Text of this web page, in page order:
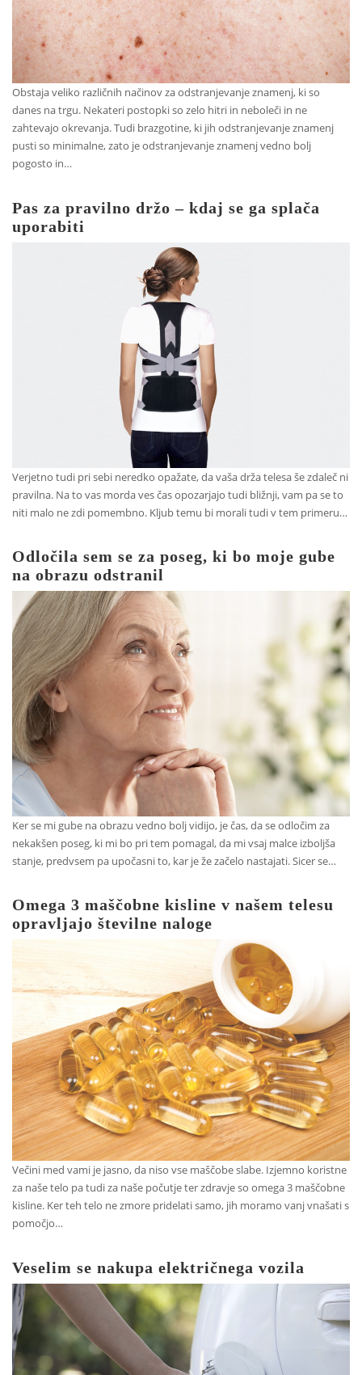
Obstaja veliko različnih načinov za odstranjevanje znamenj, ki so
danes na trgu. Nekateri postopki so zelo hitri in neboleči in ne
zahtevajo okrevanja. Tudi brazgotine, ki jih odstranjevanje znamenj
pusti so minimalne, zato je odstranjevanje znamenj vedno bolj
pogosto in…
Pas za pravilno držo – kdaj se ga splača
uporabiti
Verjetno tudi pri sebi neredko opažate, da vaša drža telesa še zdaleč ni
pravilna. Na to vas morda ves čas opozarjajo tudi bližnji, vam pa se to
niti malo ne zdi pomembno. Kljub temu bi morali tudi v tem primeru…
Odločila sem se za poseg, ki bo moje gube
na obrazu odstranil
Ker se mi gube na obrazu vedno bolj vidijo, je čas, da se odločim za
nekakšen poseg, ki mi bo pri tem pomagal, da mi vsaj malce izboljša
stanje, predvsem pa upočasni to, kar je že začelo nastajati. Sicer se…
Omega 3 maščobne kisline v našem telesu
opravljajo številne naloge
Večini med vami je jasno, da niso vse maščobe slabe. Izjemno koristne
za naše telo pa tudi za naše počutje ter zdravje so omega 3 maščobne
kisline. Ker teh telo ne zmore pridelati samo, jih moramo vanj vnašati s
pomočjo…
Veselim se nakupa električnega vozila